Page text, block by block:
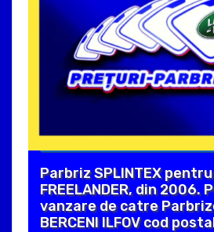
Parbriz SPLINTEX pentru
FREELANDER, din 2006.
vanzare de catre
BERCENI ILFOV cod